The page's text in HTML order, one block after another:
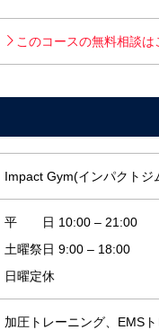
このコースの無料相談は
Impact Gym(インパクトジ
平 日 10:00 – 21:00
土曜祭日 9:00 – 18:00
日曜定休
加圧トレーニング、EMS